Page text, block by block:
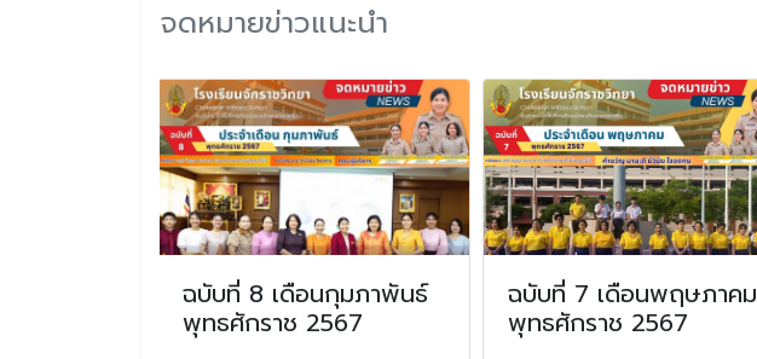
จดหมายข่าวแนะนำ
ฉบับที่ 8 เดือนกุมภาพันธ์
พุทธศักราช 2567
ฉบับที่ 7 เดือนพฤษภาคม
พุทธศักราช 2567